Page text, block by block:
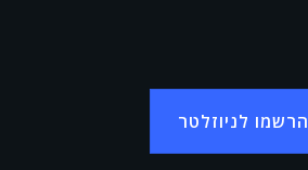
הרשמו לניוזלטר